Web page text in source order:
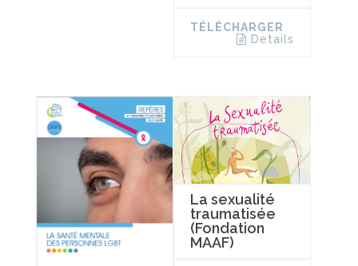
TÉLÉCHARGER
Details
La sexualité
traumatisée
(Fondation
MAAF)